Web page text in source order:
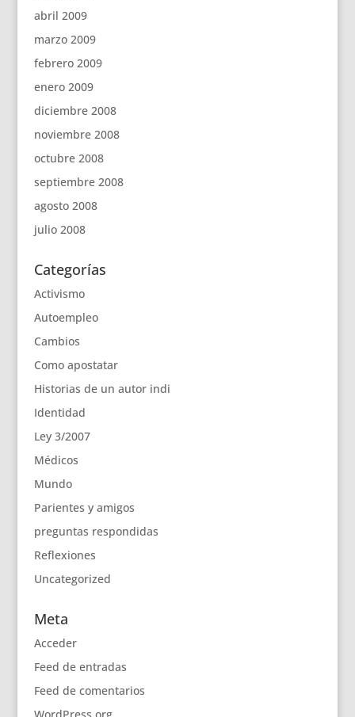
abril 2009
marzo 2009
febrero 2009
enero 2009
diciembre 2008
noviembre 2008
octubre 2008
septiembre 2008
agosto 2008
julio 2008
Categorías
Activismo
Autoempleo
Cambios
Como apostatar
Historias de un autor indi
Identidad
Ley 3/2007
Médicos
Mundo
Parientes y amigos
preguntas respondidas
Reflexiones
Uncategorized
Meta
Acceder
Feed de entradas
Feed de comentarios